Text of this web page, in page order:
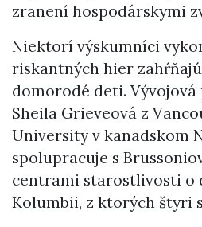
zranení hospodárskymi
Niektorí výskumníci
riskantných hier
domorodé deti. Vývojová
Sheila Grieveová z
University v kanadskom
spolupracuje s
centrami starostlivosti o
Kolumbii, z ktorých štyri